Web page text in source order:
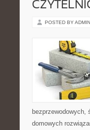
POSTED BY ADMIN
bezprzewodowych,
domowych